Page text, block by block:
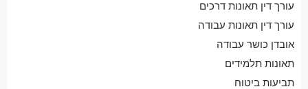
עורך דין תאונות דרכים
עורך דין תאונות עבודה
אובדן כושר עבודה
תאונות תלמידים
תביעות ביטוח